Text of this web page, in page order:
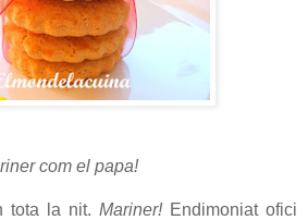
com el papa!
tota la nit. Mariner! Endimoniat ofici